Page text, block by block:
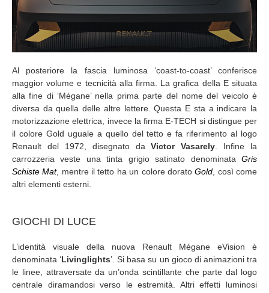
Al posteriore la fascia luminosa ‘coast-to-coast’ conferisce
maggior volume e tecnicità alla firma. La grafica della E situata
alla fine di ‘Mégane’ nella prima parte del nome del veicolo è
diversa da quella delle altre lettere. Questa E sta a indicare la
motorizzazione elettrica, invece la firma E-TECH si distingue per
il colore Gold uguale a quello del tetto e fa riferimento al logo
Renault del 1972, disegnato daVictor Vasarely. Infine la
carrozzeria veste una tinta grigio satinato denominata Gris
Schiste Mat, mentre il tetto ha un colore doratoGold, così come
altri elementi esterni.
GIOCHI DI LUCE
L’identità visuale della nuova Renault Mégane eVision è
denominata ‘Livinglights’. Si basa su un gioco di animazioni tra
le linee, attraversate da un’onda scintillante che parte dal logo
centrale diramandosi verso le estremità. Altri effetti luminosi